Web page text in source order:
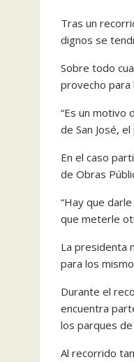
Tras un
dignos se
Sobre todo
provecho para
“Es un motivo
de San José,
En el caso
de Obras
“Hay que
que meterle
La presidenta
para los
Durante el
encuentra
los parques de
Al recorrido